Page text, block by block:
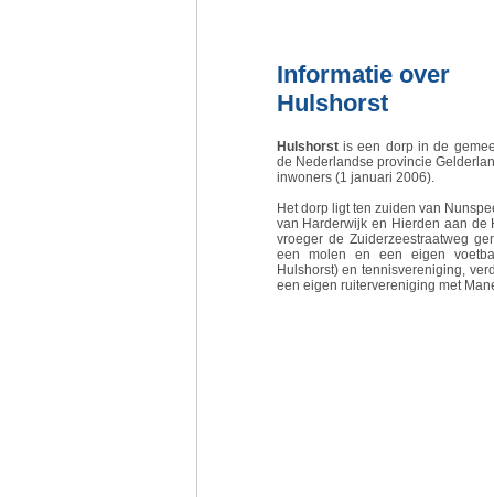
Informatie over
Hulshorst
Hulshorstis een dorp in de
de Nederlandse provincie
inwoners (1 januari 2006).
Het dorp ligt ten zuiden van
van Harderwijk en Hierden aan de
vroeger de Zuiderzeestraatweg
een molen en een eigen
Hulshorst) en tennisvereniging,
een eigen ruitervereniging met